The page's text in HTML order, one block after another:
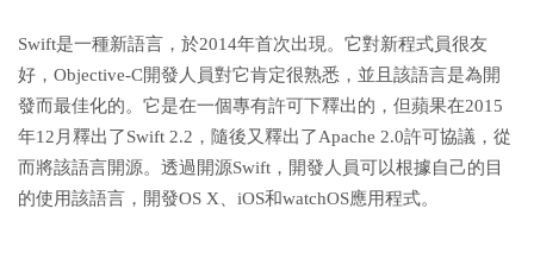
Swift是一種新語言，於2014年首次出現。它對新程式員很友
好，Objective-C開發人員對它肯定很熟悉，並且該語言是為開
發而最佳化的。它是在一個專有許可下釋出的，但蘋果在2015
年12月釋出了Swift 2.2，隨後又釋出了Apache 2.0許可協議，從
而將該語言開源。透過開源Swift，開發人員可以根據自己的目
的使用該語言，開發OS X、iOS和watchOS應用程式。